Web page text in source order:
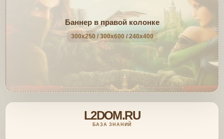
Баннер в правой колонке
300x250 / 300x600 / 240x400
L2DOM.RU
БАЗА ЗНАНИЙ